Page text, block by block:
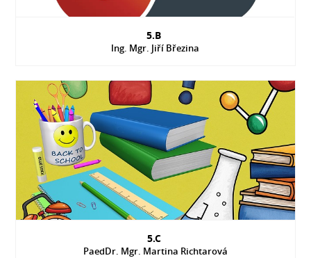
5.B
Ing. Mgr. Jiří Březina
5.C
PaedDr. Mgr. Martina Richtarová